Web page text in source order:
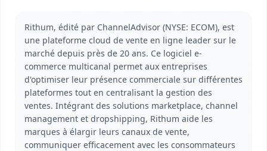
Rithum, édité par ChannelAdvisor (NYSE: ECOM), est
une plateforme cloud de vente en ligne leader sur le
marché depuis près de 20 ans. Ce logiciel e-
commerce multicanal permet aux entreprises
d'optimiser leur présence commerciale sur différentes
plateformes tout en centralisant la gestion des
ventes. Intégrant des solutions marketplace, channel
management et dropshipping, Rithum aide les
marques à élargir leurs canaux de vente,
communiquer efficacement avec les consommateurs